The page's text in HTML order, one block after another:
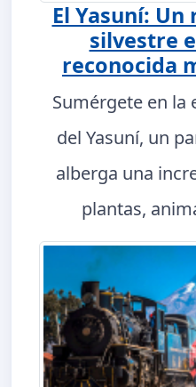
El Yasuní:
silvestre
reconocida
Sumérgete en la
del Yasuní, un
alberga una
plantas,